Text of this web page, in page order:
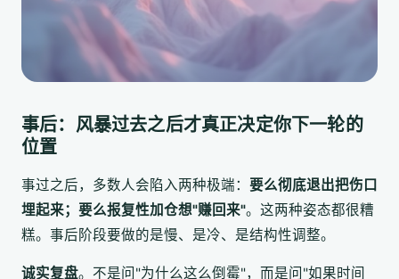
事后：风暴过去之后才真正决定你下一轮的
位置
事过之后，多数人会陷入两种极端： 要么彻底退出把伤口
埋起来；要么报复性加仓想"赚回来"。这两种姿态都很糟
糕。事后阶段要做的是慢、是冷、是结构性调整。
诚实复盘。不是问"为什么这么倒霉"，而是问"如果时间